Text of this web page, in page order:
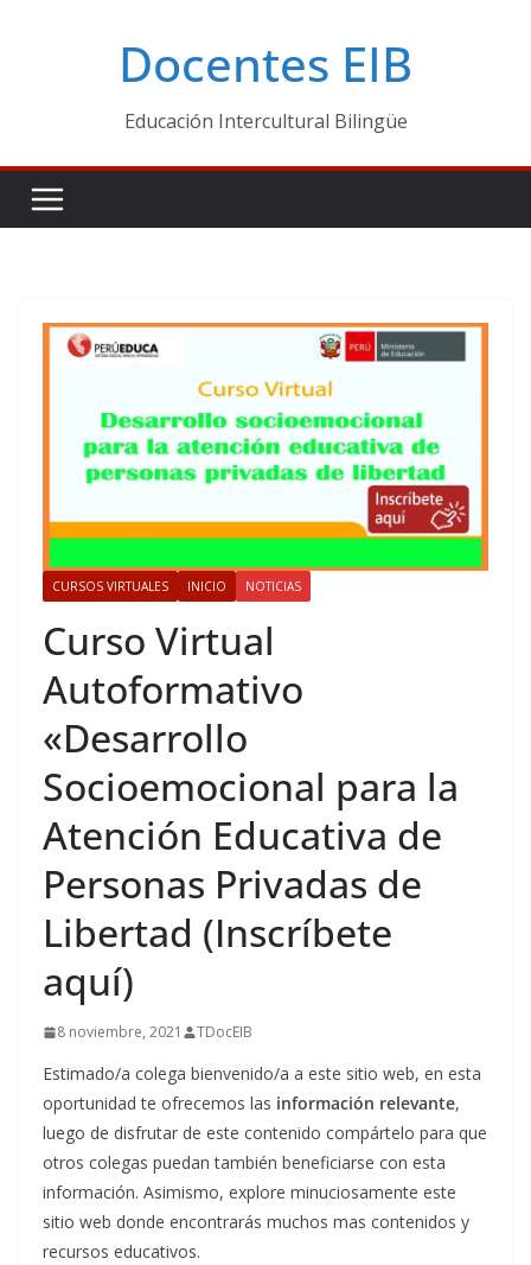
Docentes EIB
Educación Intercultural Bilingüe
CURSOS VIRTUALES INICIO NOTICIAS
Curso Virtual
Autoformativo
«Desarrollo
Socioemocional para la
Atención Educativa de
Personas Privadas de
Libertad (Inscríbete
aquí)
8 noviembre, 2021 TDocEIB
Estimado/a colega bienvenido/a a este sitio web, en esta
oportunidad te ofrecemos las información relevante,
luego de disfrutar de este contenido compártelo para que
otros colegas puedan también beneficiarse con esta
información. Asimismo, explore minuciosamente este
sitio web donde encontrarás muchos mas contenidos y
recursos educativos.